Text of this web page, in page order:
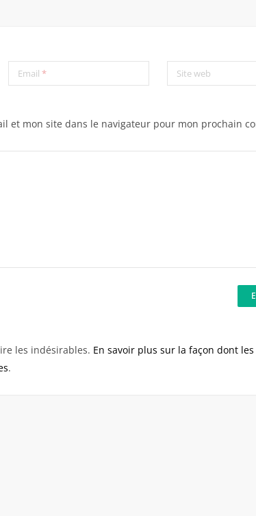
Email* Site web
et mon site dans le navigateur pour mon prochain
les indésirables. En savoir plus sur la façon dont
.